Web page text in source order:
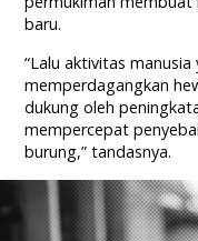
baru.
“Lalu aktivitas
memperdagangkan
dukung oleh
mempercepat
burung,” tandasnya.